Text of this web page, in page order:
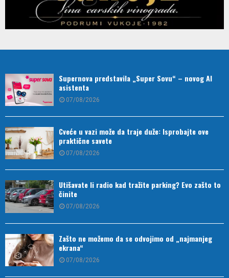
Supernova predstavila „Super Sovu“ – novog AI
asistenta
07/08/2026
Cveće u vazi može da traje duže: Isprobajte ove
praktične savete
07/08/2026
Utišavate li radio kad tražite parking? Evo zašto to
činite
07/08/2026
Zašto ne možemo da se odvojimo od „najmanjeg
ekrana“
07/08/2026